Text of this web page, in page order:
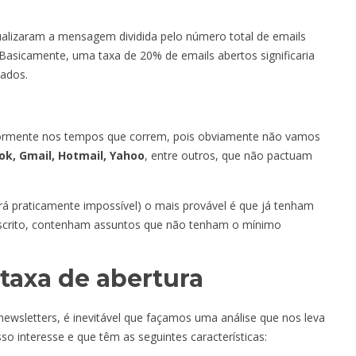
a mensagem dividida pelo número total de emails
uma taxa de 20% de emails abertos significaria
nos tempos que correm, pois obviamente não vamos
Gmail, Hotmail, Yahoo, entre outros, que não pactuam
praticamente impossível) o mais provável é que já tenham
contenham assuntos que não tenham o mínimo
de abertura
é inevitável que façamos uma análise que nos leva
interesse e que têm as seguintes características: